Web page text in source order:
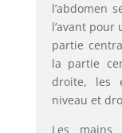
l’abdomen
l’avant
partie
la partie
droite, les
niveau et
Les mains